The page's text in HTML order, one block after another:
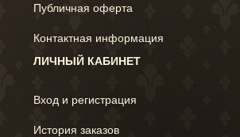
Публичная оферта
Контактная информация
ЛИЧНЫЙ КАБИНЕТ
Вход и регистрация
История заказов